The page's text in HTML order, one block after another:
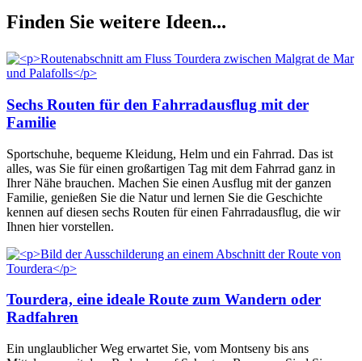
Finden Sie weitere Ideen...
Sechs Routen für den Fahrradausflug mit der
Familie
Sportschuhe, bequeme Kleidung, Helm und ein Fahrrad. Das ist
alles, was Sie für einen großartigen Tag mit dem Fahrrad ganz in
Ihrer Nähe brauchen. Machen Sie einen Ausflug mit der ganzen
Familie, genießen Sie die Natur und lernen Sie die Geschichte
kennen auf diesen sechs Routen für einen Fahrradausflug, die wir
Ihnen hier vorstellen.
Tourdera, eine ideale Route zum Wandern oder
Radfahren
Ein unglaublicher Weg erwartet Sie, vom Montseny bis ans